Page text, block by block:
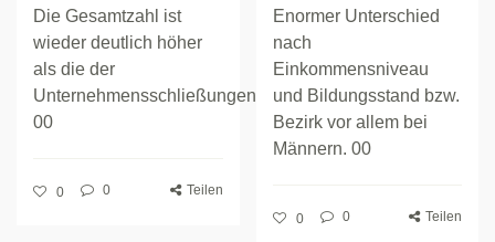
Die Gesamtzahl ist
wieder deutlich höher
als die der
Unternehmensschließungen.
00
0 0 Teilen
Enormer Unterschied
nach
Einkommensniveau
und Bildungsstand bzw.
Bezirk vor allem bei
Männern. 00
0 0 Teilen